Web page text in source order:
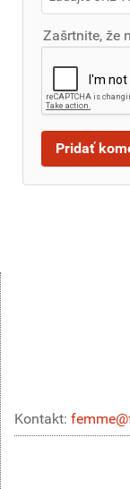
Zašrtnite, že
Kontakt: